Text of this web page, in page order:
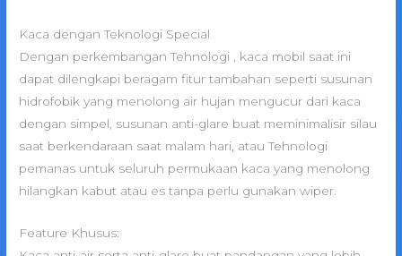
Kaca dengan Teknologi Special
Dengan perkembangan Tehnologi , kaca mobil saat ini
dapat dilengkapi beragam fitur tambahan seperti susunan
hidrofobik yang menolong air hujan mengucur dari kaca
dengan simpel, susunan anti-glare buat meminimalisir silau
saat berkendaraan saat malam hari, atau Tehnologi
pemanas untuk seluruh permukaan kaca yang menolong
hilangkan kabut atau es tanpa perlu gunakan wiper.
Feature Khusus: